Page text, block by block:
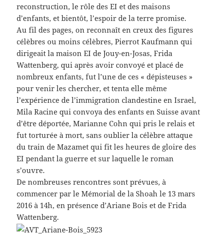
reconstruction, le rôle des EI et des maisons
d’enfants, et bientôt, l’espoir de la terre promise.
Au fil des pages, on reconnaît en creux des figures
célèbres ou moins célèbres, Pierrot Kaufmann qui
dirigeait la maison EI de Jouy-en-Josas, Frida
Wattenberg, qui après avoir convoyé et placé de
nombreux enfants, fut l’une de ces « dépisteuses »
pour venir les chercher, et tenta elle même
l’expérience de l’immigration clandestine en Israel,
Mila Racine qui convoya des enfants en Suisse avant
d’être déportée, Marianne Cohn qui pris le relais et
fut torturée à mort, sans oublier la célèbre attaque
du train de Mazamet qui fit les heures de gloire des
EI pendant la guerre et sur laquelle le roman
s’ouvre.
De nombreuses rencontres sont prévues, à
commencer par le Mémorial de la Shoah le 13 mars
2016 à 14h, en présence d’Ariane Bois et de Frida
Wattenberg.